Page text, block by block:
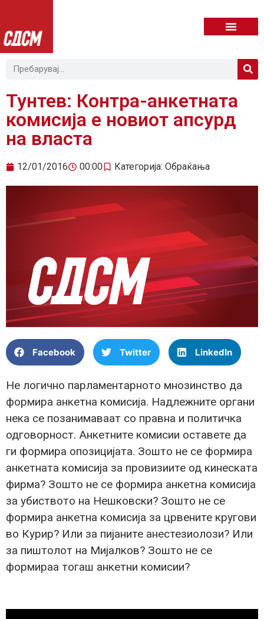
Тунтев: Контра-анкетната
комисија е новиот апсурд
на власта
12/01/2016 00:00 Категорија: Обраќања
Facebook Twitter LinkedIn
Не логично парламентарното мнозинство да
формира анкетна комисија. Надлежните органи
нека се позанимаваат со правна и политичка
одговорност. Анкетните комисии оставете да
ги формира опозицијата. Зошто не се формира
анкетната комисија за провизиите од кинеската
фирма? Зошто не се формира анкетна комисија
за убиството на Нешковски? Зошто не се
формира анкетна комисија за црвените кругови
во Курир? Или за пијаните анестезиолози? Или
за пиштолот на Мијалков? Зошто не се
формираа тогаш анкетни комисии?